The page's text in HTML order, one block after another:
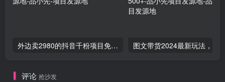
外边卖2980的抖音千粉项目免费分享，轻松日入几张-品小先项目发源地
评论 抢沙发